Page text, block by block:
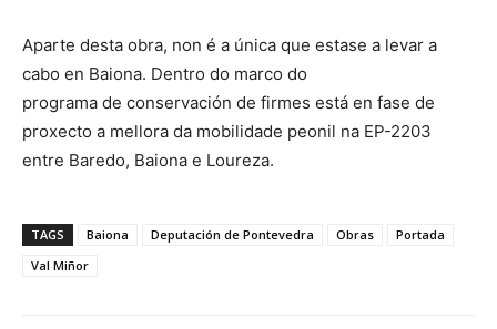
Aparte desta obra, non é a única que estase a levar a
cabo en Baiona. Dentro do marco do
programa de conservación de firmes está en fase de
proxecto a mellora da mobilidade peonil na EP-2203
entre Baredo, Baiona e Loureza.
TAGS Baiona Deputación de Pontevedra Obras
Portada
Val Miñor